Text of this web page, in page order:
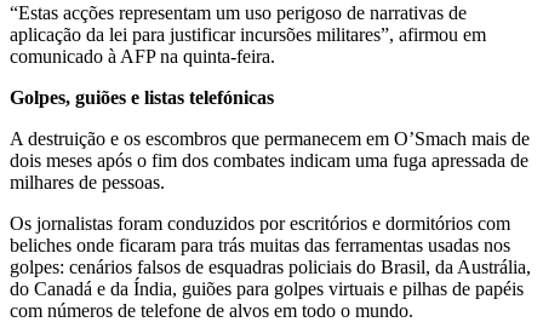
“Estas acções representam um uso perigoso de narrativas de
aplicação da lei para justificar incursões militares”, afirmou em
comunicado à AFP na quinta-feira.
Golpes, guiões e listas telefónicas
A destruição e os escombros que permanecem em O’Smach mais de
dois meses após o fim dos combates indicam uma fuga apressada de
milhares de pessoas.
Os jornalistas foram conduzidos por escritórios e dormitórios com
beliches onde ficaram para trás muitas das ferramentas usadas nos
golpes: cenários falsos de esquadras policiais do Brasil, da Austrália,
do Canadá e da Índia, guiões para golpes virtuais e pilhas de papéis
com números de telefone de alvos em todo o mundo.